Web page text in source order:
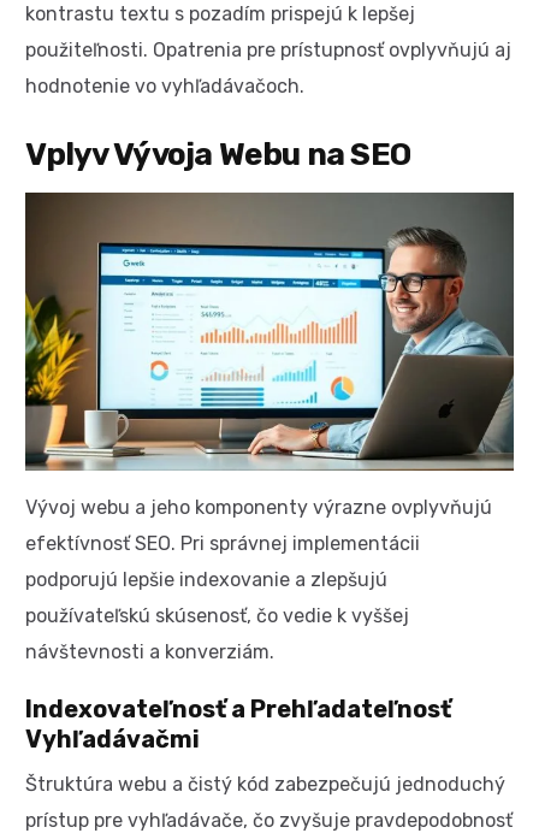
kontrastu textu s pozadím prispejú k lepšej
použiteľnosti. Opatrenia pre prístupnosť ovplyvňujú aj
hodnotenie vo vyhľadávačoch.
Vplyv Vývoja Webu na SEO
Vývoj webu a jeho komponenty výrazne ovplyvňujú
efektívnosť SEO. Pri správnej implementácii
podporujú lepšie indexovanie a zlepšujú
používateľskú skúsenosť, čo vedie k vyššej
návštevnosti a konverziám.
Indexovateľnosť a Prehľadateľnosť
Vyhľadávačmi
Štruktúra webu a čistý kód zabezpečujú jednoduchý
prístup pre vyhľadávače, čo zvyšuje pravdepodobnosť